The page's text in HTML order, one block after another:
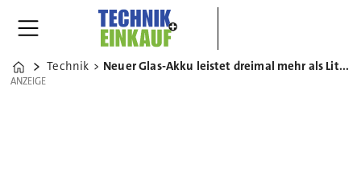
Home
Technik Neuer Glas-Akku leistet dreimal mehr als Lithium-Ionen-Batterie
ANZEIGE
ANZEIGE